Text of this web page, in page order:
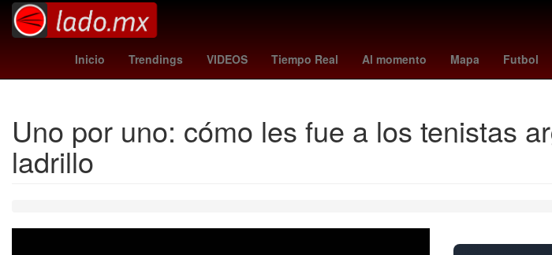
Inicio Trendings VIDEOS Tiempo Real Al momento Mapa Futbol
psv - nac Gobierno 27 de marzo Nueva York 2024 real betis - rcd espanyol
Uno por uno: cómo les fue a los tenistas
ladrillo